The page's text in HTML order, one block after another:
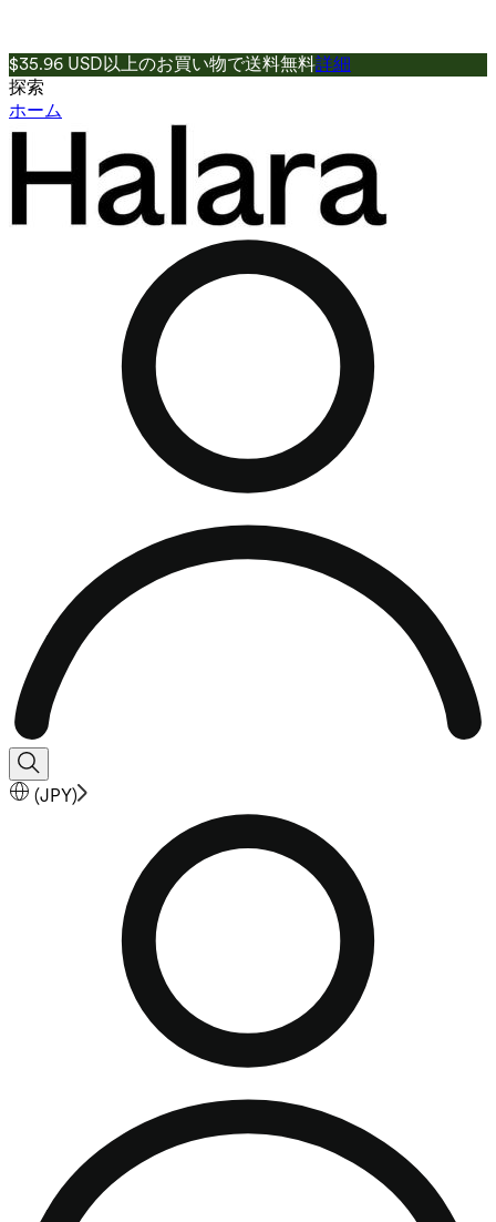
$35.96 USD以上のお買い物で送料無料詳細
探索
ホーム
(JPY)